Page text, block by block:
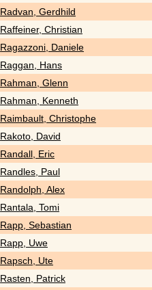
Radvan, Gerdhild
Raffeiner, Christian
Ragazzoni, Daniele
Raggan, Hans
Rahman, Glenn
Rahman, Kenneth
Raimbault, Christophe
Rakoto, David
Randall, Eric
Randles, Paul
Randolph, Alex
Rantala, Tomi
Rapp, Sebastian
Rapp, Uwe
Rapsch, Ute
Rasten, Patrick